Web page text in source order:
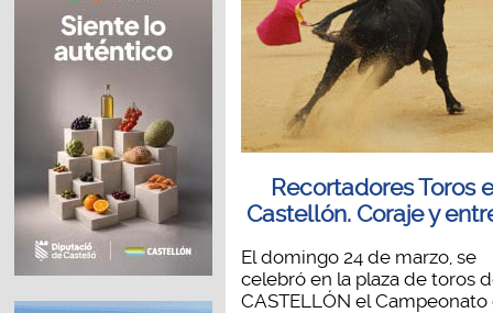
Recortadores Toros
Castellón. Coraje y
El domingo 24 de marzo, se
celebró en la plaza de toros
CASTELLÓN el Campeonato